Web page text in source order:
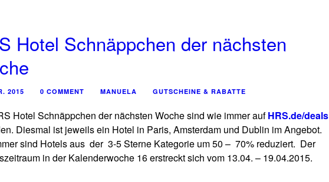
Hotel Schnäppchen der nächsten
2015 0 COMMENT MANUELA GUTSCHEINE & RABATTE
Hotel Schnäppchen der nächsten Woche sind wie immer aufHRS.de/deals
Diesmal ist jeweils ein Hotel in Paris, Amsterdam und Dublin im Angebot.
sind Hotels aus der 3-5 Sterne Kategorie um 50 – 70% reduziert. Der
in der Kalenderwoche 16 erstreckt sich vom 13.04. – 19.04.2015.